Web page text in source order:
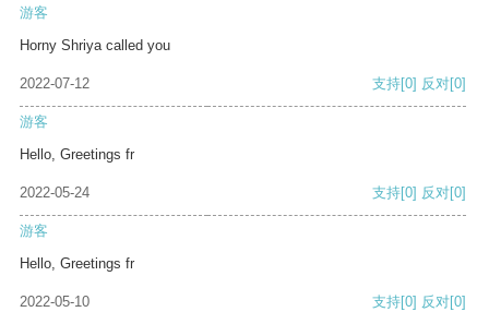
游客
Horny Shriya called you
2022-07-12 支持[0] 反对[0]
游客
Hello, Greetings fr
2022-05-24 支持[0] 反对[0]
游客
Hello, Greetings fr
2022-05-10 支持[0] 反对[0]